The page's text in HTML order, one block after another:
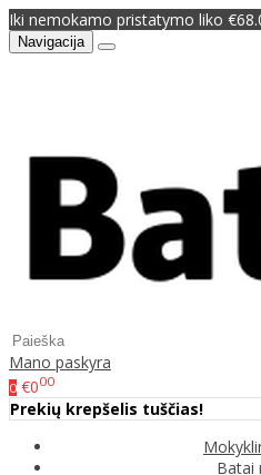
Iki nemokamo pristatymo liko
Navigacija
Mano paskyra
0 €000
Prekių krepšelis tuščias!
Batai